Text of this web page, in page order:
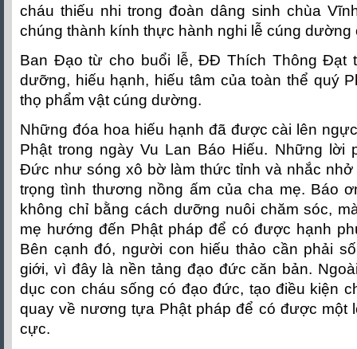
cháu thiếu nhi trong đoàn dâng sinh chùa
chúng thành kính thực hành nghi lễ cúng
Ban Đạo từ cho buổi lễ, ĐĐ Thích Thông Đạt
dưỡng, hiếu hạnh, hiếu tâm của toàn thể quý
thọ phẩm vật cúng dường.
Những đóa hoa hiếu hạnh đã được cài lên
Phật trong ngày Vu Lan Báo Hiếu. Những lời
Đức như sóng xô bờ làm thức tỉnh và nhắc nhở
trọng tình thương nồng ấm của cha mẹ. Báo
không chỉ bằng cách dưỡng nuôi chăm sóc,
mẹ hướng đến Phật pháp để có được hạnh
Bên cạnh đó, người con hiếu thảo cần phải
giới, vì đây là nền tảng đạo đức căn bản.
dục con cháu sống có đạo đức, tạo điều kiện
quay về nương tựa Phật pháp để có được một
cực.